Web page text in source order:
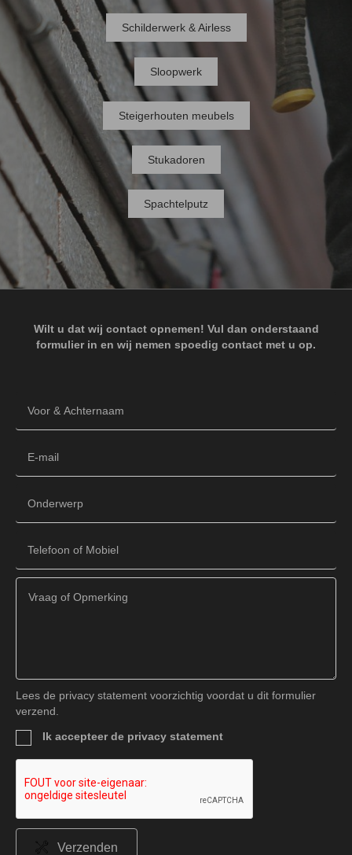
Schilderwerk & Airless
Sloopwerk
Steigerhouten meubels
Stukadoren
Spachtelputz
Wilt u dat wij contact opnemen! Vul dan onderstaand
formulier in en wij nemen spoedig contact met u op.
Lees de privacy statement voorzichtig voordat u dit formulier
verzend.
Ik accepteer de privacy statement
Verzenden